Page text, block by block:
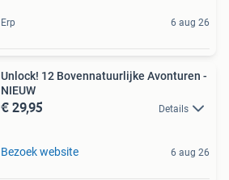
Erp 6 aug 26
Unlock! 12 Bovennatuurlijke Avonturen -
NIEUW
€ 29,95 Details
Bezoek website 6 aug 26